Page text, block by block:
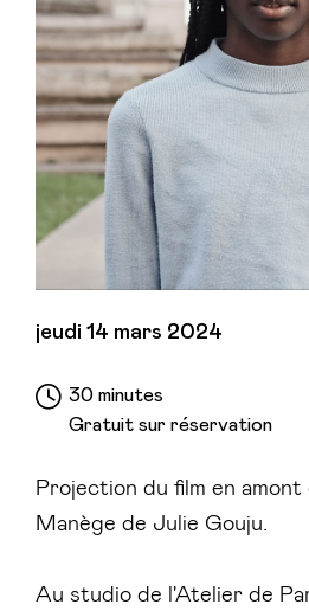
jeudi 14 mars 2024
30 minutes
Gratuit sur réservation
Projection du film en
Manège de Julie Gouju.
Au studio de l'Atelier de